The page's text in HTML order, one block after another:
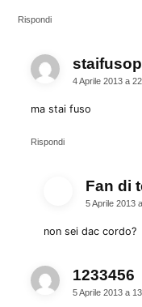
Rispondi
4 Aprile 2013 a
ma stai fuso
Rispondi
Fan di
5 Aprile 2013
non sei dac cordo?
1233456
5 Aprile 2013 a